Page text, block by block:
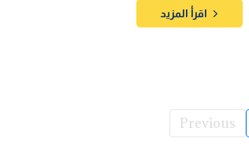
اقرأ المزيد
Previous